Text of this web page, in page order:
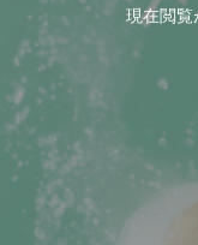
現在閲覧